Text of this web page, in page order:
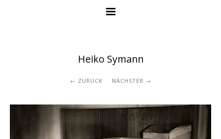
Heiko Symann
ZURÜCK NÄCHSTER